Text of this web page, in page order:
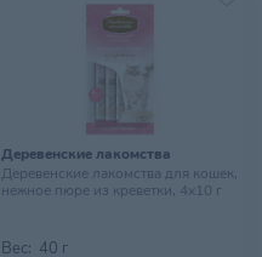
Деревенские лакомства
Деревенские лакомства для кошек,
нежное пюре из креветки, 4х10 г
Вес: 40 г